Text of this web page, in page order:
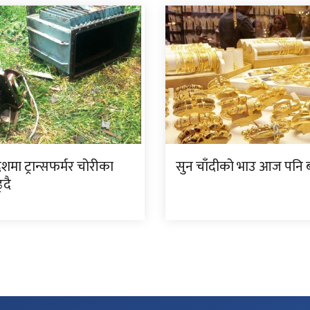
ट्रान्सफर्मर चोरीका सुन चाँदीको भाउ आज पनि